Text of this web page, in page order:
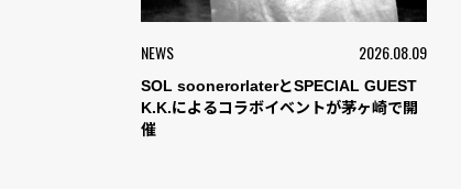
NEWS 2026.08.09
SOL soonerorlaterとSPECIAL GUEST
K.K.によるコラボイベントが茅ヶ崎で開
催